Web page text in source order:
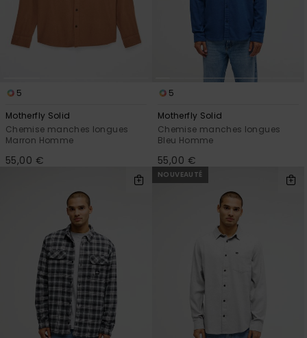
5
Motherfly Solid
Chemise manches longues
Marron Homme
55,00 €
5
Motherfly Solid
Chemise manches longues
Bleu Homme
55,00 €
NOUVEAUTÉ